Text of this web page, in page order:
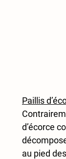
Paillis
d’écorce
au pied